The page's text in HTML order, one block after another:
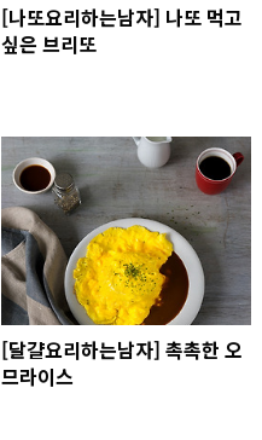
[나또요리하는남자] 나또 먹고
싶은 브리또
[달걀요리하는남자] 촉촉한 오
므라이스